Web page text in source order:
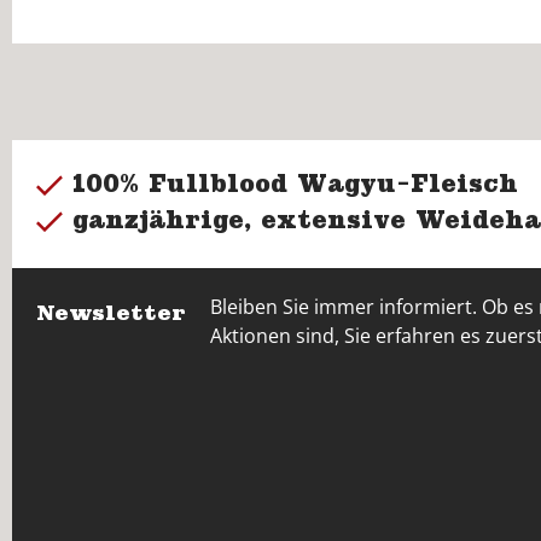
100% Fullblood Wagyu-Fleisch
ganzjährige, extensive
Newsletter
Bleiben Sie immer informiert. Ob
Aktionen sind, Sie erfahren es